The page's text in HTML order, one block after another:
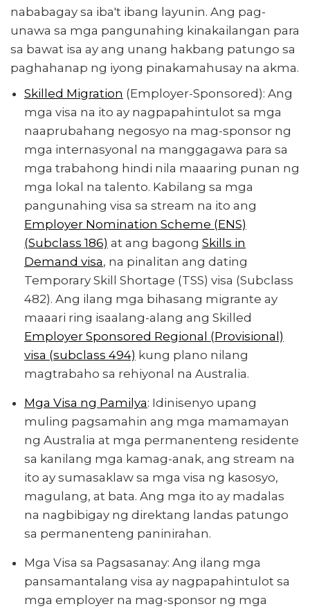
nababagay sa iba't ibang layunin. Ang pag-
unawa sa mga pangunahing kinakailangan para
sa bawat isa ay ang unang hakbang patungo sa
paghahanap ng iyong pinakamahusay na akma.
Skilled Migration (Employer-Sponsored): Ang
mga visa na ito ay nagpapahintulot sa mga
naaprubahang negosyo na mag-sponsor ng
mga internasyonal na manggagawa para sa
mga trabahong hindi nila maaaring punan ng
mga lokal na talento. Kabilang sa mga
pangunahing visa sa stream na ito ang
Employer Nomination Scheme (ENS)
(Subclass 186) at ang bagong Skills in
Demand visa, na pinalitan ang dating
Temporary Skill Shortage (TSS) visa (Subclass
482). Ang ilang mga bihasang migrante ay
maaari ring isaalang-alang ang Skilled
Employer Sponsored Regional (Provisional)
visa (subclass 494) kung plano nilang
magtrabaho sa rehiyonal na Australia.
Mga Visa ng Pamilya: Idinisenyo upang
muling pagsamahin ang mga mamamayan
ng Australia at mga permanenteng residente
sa kanilang mga kamag-anak, ang stream na
ito ay sumasaklaw sa mga visa ng kasosyo,
magulang, at bata. Ang mga ito ay madalas
na nagbibigay ng direktang landas patungo
sa permanenteng paninirahan.
Mga Visa sa Pagsasanay: Ang ilang mga
pansamantalang visa ay nagpapahintulot sa
mga employer na mag-sponsor ng mga